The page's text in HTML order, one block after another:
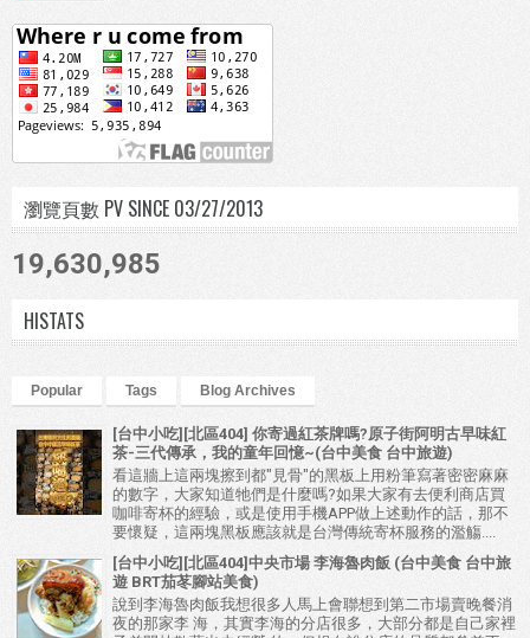
瀏覽頁數 PV SINCE 03/27/2013
19,630,985
HISTATS
Popular Tags Blog Archives
[台中小吃][北區404] 你寄過紅茶牌嗎?原子街阿明古早味紅
茶-三代傳承，我的童年回憶~(台中美食 台中旅遊)
看這牆上這兩塊擦到都"見骨"的黑板上用粉筆寫著密密麻麻
的數字，大家知道牠們是什麼嗎?如果大家有去便利商店買
咖啡寄杯的經驗，或是使用手機APP做上述動作的話，那不
要懷疑，這兩塊黑板應該就是台灣傳統寄杯服務的濫觴....
[台中小吃][北區404]中央市場 李海魯肉飯 (台中美食 台中旅
遊 BRT茄苳腳站美食)
說到李海魯肉飯我想很多人馬上會聯想到第二市場賣晚餐消
夜的那家李 海，其實李海的分店很多，大部分都是自己家裡